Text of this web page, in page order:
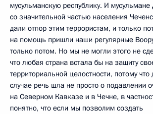
мусульманскую республику. И мусульмане
со значительной частью населения
дали отпор этим террористам, и только
на помощь пришли наши регулярные
только потом. Но мы не могли этого не
что любая страна встала бы на защиту
территориальной целостности, потому
случае речь шла не просто о подавлении
на Северном Кавказе и в Чечне, в
понятно, что если мы позволим создать